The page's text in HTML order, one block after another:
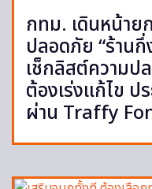
กทม. เดินหน้าย
ปลอดภัย “ร้าน
เช็กลิสต์ความป
ต้องเร่งแก้ไข ป
ผ่าน Traffy